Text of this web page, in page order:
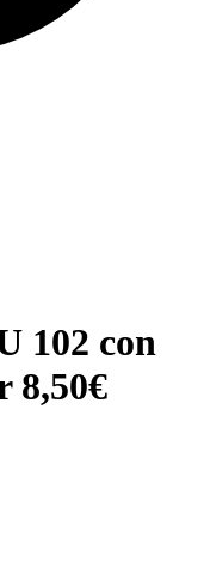
102 con
8,50€